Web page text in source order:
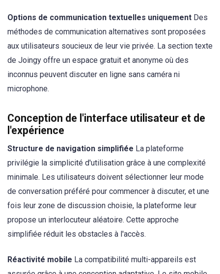
Options de communication textuelles uniquement Des
méthodes de communication alternatives sont proposées
aux utilisateurs soucieux de leur vie privée. La section texte
de Joingy offre un espace gratuit et anonyme où des
inconnus peuvent discuter en ligne sans caméra ni
microphone.
Conception de l'interface utilisateur et de
l'expérience
Structure de navigation simplifiée La plateforme
privilégie la simplicité d'utilisation grâce à une complexité
minimale. Les utilisateurs doivent sélectionner leur mode
de conversation préféré pour commencer à discuter, et une
fois leur zone de discussion choisie, la plateforme leur
propose un interlocuteur aléatoire. Cette approche
simplifiée réduit les obstacles à l'accès.
Réactivité mobile La compatibilité multi-appareils est